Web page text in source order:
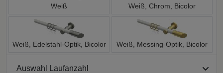
Weiß Weiß, Chrom, Bicolor
Weiß, Edelstahl-Optik, Bicolor Weiß, Messing-Optik, Bicolor
Auswahl Laufanzahl